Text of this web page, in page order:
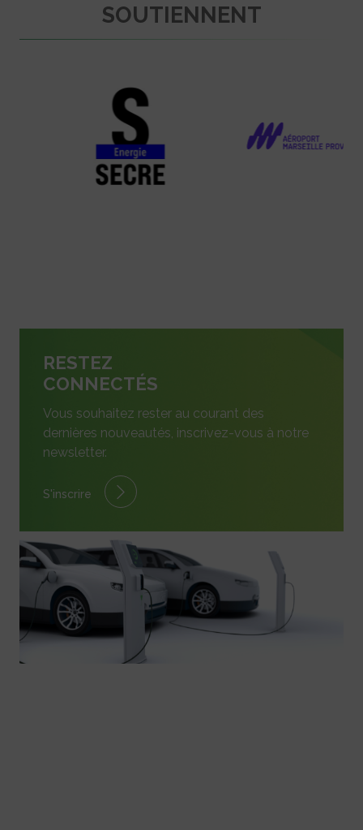
SOUTIENNENT
RESTEZ
CONNECTÉS
Vous souhaitez rester au courant des
dernières nouveautés, inscrivez-vous à notre
newsletter.
S'inscrire